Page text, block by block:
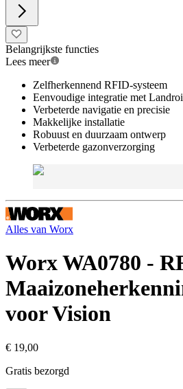
Belangrijkste functies
Lees meer
Zelfherkennend RFID-systeem
Eenvoudige integratie met
Verbeterde navigatie en precisie
Makkelijke installatie
Robuust en duurzaam ontwerp
Verbeterde gazonverzorging
Alles van Worx
Worx WA0780 -
voor Vision
€ 19,00
Gratis bezorgd